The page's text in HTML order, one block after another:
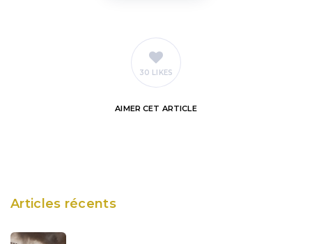
30 LIKES
AIMER CET ARTICLE
Articles récents